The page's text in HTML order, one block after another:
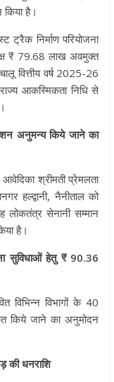
है।
ट्रैक निर्माण परियोजना
₹ 79.68 लाख अवमुक्त
वित्तीय वर्ष 2025-26
आकस्मिकता निधि से
अनुमन्य किये जाने का
श्रीमती प्रेमलता
हल्द्वानी, नैनीताल को
सेनानी सम्मान
है।
सुविधाओं हेतु ₹ 90.36
विभिन्न विभागों के 40
किये जाने का अनुमोदन
की धनराशि